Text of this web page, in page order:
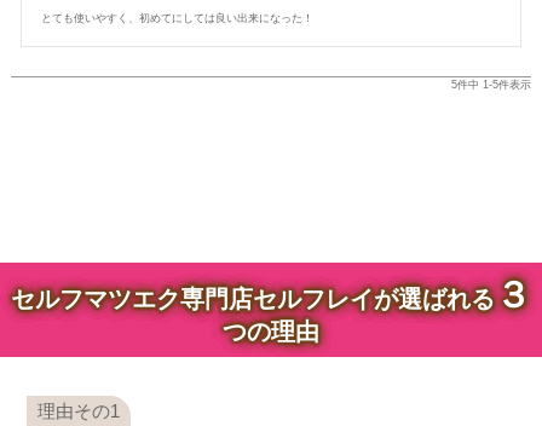
とても使いやすく、初めてにしては良い出来になった！
5件中 1-5件表示
セルフマツエク専門店セルフレイが選ばれる３
つの理由